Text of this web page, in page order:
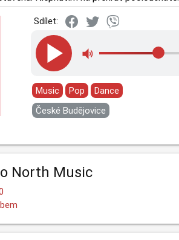
Sdílet:
Music Pop
Dance
České Budějovice
North Music